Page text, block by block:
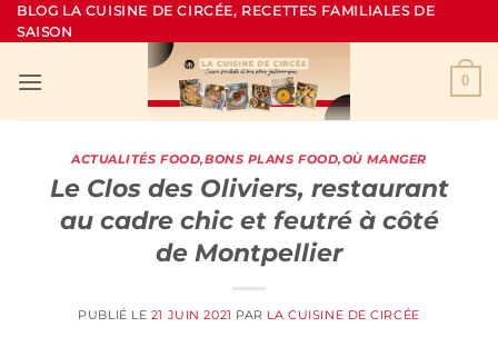
Passer
au
BLOG LA CUISINE DE CIRCÉE, RECETTES FAMILIALES DE
SAISON
0
ACTUALITÉS FOOD,BONS PLANS FOOD,OÙ MANGER
Le Clos des Oliviers, restaurant
au cadre chic et feutré à côté
de Montpellier
PUBLIÉ LE 21 JUIN 2021 PAR LA CUISINE DE CIRCÉE